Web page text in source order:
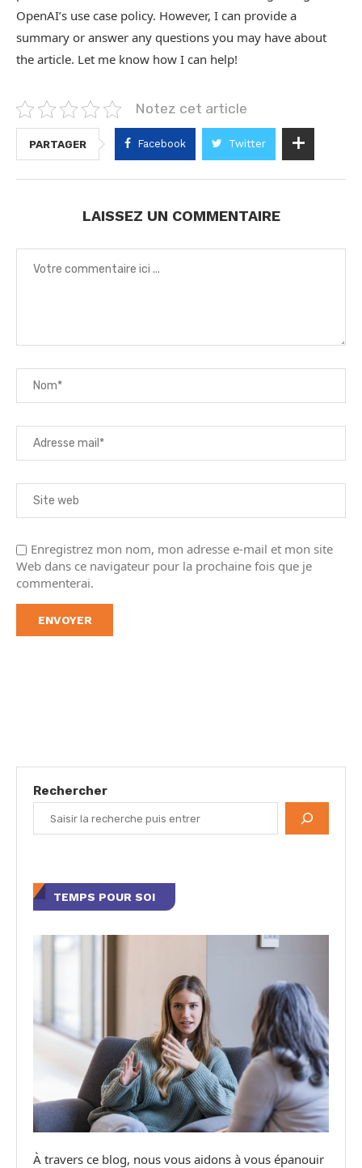
OpenAI’s use case policy. However, I can provide a
summary or answer any questions you may have about
the article. Let me know how I can help!
Notez cet article
PARTAGER Facebook Twitter
LAISSEZ UN COMMENTAIRE
Enregistrez mon nom, mon adresse e-mail et mon site
Web dans ce navigateur pour la prochaine fois que je
commenterai.
Rechercher
TEMPS POUR SOI
À travers ce blog, nous vous aidons à vous épanouir